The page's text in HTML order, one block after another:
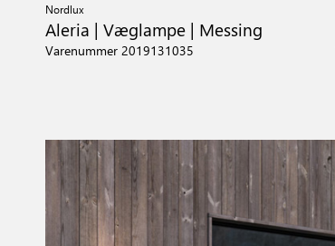
Nordlux
Aleria | Væglampe | Messing
Varenummer 2019131035